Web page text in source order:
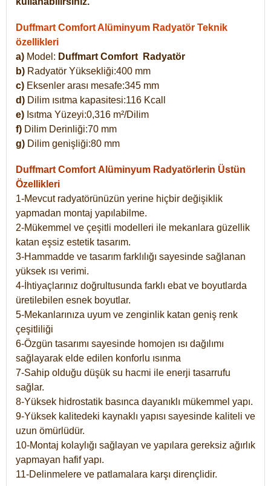
Duffmart Comfort Alüminyum Radyatör Teknik
özellikleri
a) Model: Duffmart Comfort
Radyatör
b) Radyatör Yüksekliği:400 mm
c) Eksenler arası mesafe:345 mm
d) Dilim ısıtma kapasitesi:116 Kcall
e) Isıtma Yüzeyi:0,316 m²/Dilim
f) Dilim Derinliği:70 mm
g) Dilim genişliği:80 mm
Duffmart Comfort Alüminyum Radyatörlerin Üstün
Özellikleri
1-Mevcut radyatörünüzün yerine hiçbir değişiklik
yapmadan montaj yapılabilme.
2-Mükemmel ve çeşitli modelleri ile mekanlara güzellik
katan eşsiz estetik tasarım.
3-Hammadde ve tasarım farklılığı sayesinde sağlanan
yüksek ısı verimi.
4-İhtiyaçlarınız doğrultusunda farklı ebat ve boyutlarda
üretilebilen esnek boyutlar.
5-Mekanlarınıza uyum ve zenginlik katan geniş renk
çeşitliliği
6-Özgün tasarımı sayesinde homojen ısı dağılımı
sağlayarak elde edilen konforlu ısınma
7-Sahip olduğu düşük su hacmi ile enerji tasarrufu
sağlar.
8-Yüksek hidrostatik basınca dayanıklı mükemmel yapı.
9-Yüksek kalitedeki kaynaklı yapısı sayesinde kaliteli ve
uzun ömürlüdür.
10-Montaj kolaylığı sağlayan ve yapılara gereksiz ağırlık
yapmayan hafif yapı.
11-Delinmelere ve patlamalara karşı dirençlidir.